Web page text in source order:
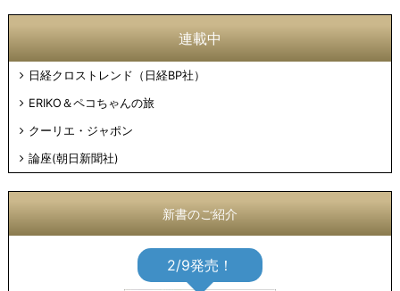
連載中
日経クロストレンド（日経BP社）
ERIKO＆ペコちゃんの旅
クーリエ・ジャポン
論座(朝日新聞社)
新書のご紹介
2/9発売！